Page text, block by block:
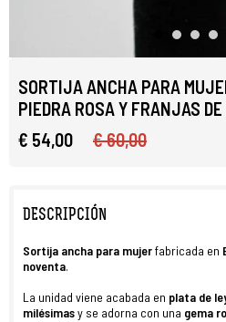
SORTIJA ANCHA PARA
PIEDRA ROSA Y FRANJAS
€ 54,00
€ 60,00
DESCRIPCIÓN
Sortija ancha para mujerfabricada en
noventa.
La unidad viene acabada en plata de
milésimasy se adorna con una gema